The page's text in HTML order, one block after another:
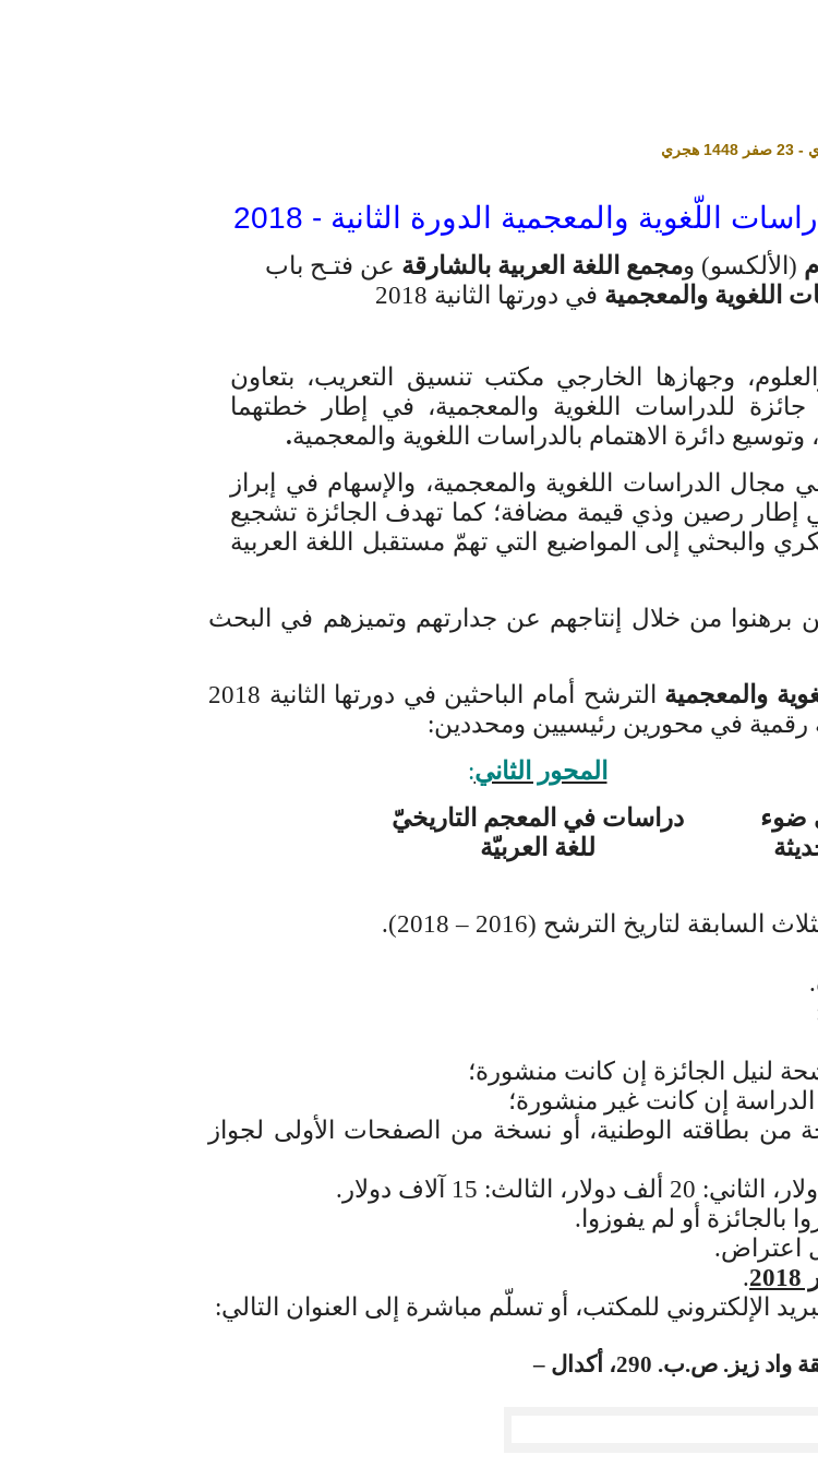
اللّغوية والمعجمية الدورة الثانية - 2018
(الألكسو) ومجمع اللغة العربية بالشارقة عن فتـح باب
اللغوية والمعجمية في دورتها الثانية 2018
وجهازها الخارجي مكتب تنسيق التعريب، بتعاون
للدراسات اللغوية والمعجمية، في إطار خطتهما
وتوسيع دائرة الاهتمام بالدراسات اللغوية والمعجمية.
مجال الدراسات اللغوية والمعجمية، والإسهام في إبراز
في إطار رصين وذي قيمة مضافة؛ كما تهدف الجائزة تشجيع
والبحثي إلى المواضيع التي تهمّ مستقبل اللغة العربية
برهنوا من خلال إنتاجهم عن جدارتهم وتميزهم في البحث
والمعجمية الترشح أمام الباحثين
في دورتها الثانية 2018
رقمية في محورين رئيسيين ومحددين:
المحور الثاني:
ضوء
دراسات في المعجم التاريخيّ
للغة العربيّة
لتاريخ الترشح (2016 – 2018).
إن كانت غير منشورة؛
من بطاقته الوطنية، أو نسخة من الصفحات الأولى لجواز
بالجائزة أو لم يفوزوا .
اعتراض.
.
الإلكتروني للمكتب، أو تسلّم مباشرة إلى العنوان التالي:
مكتب تنسيق التعريب - 82، زنقة واد زيز. ص.ب. 290، أكدال –